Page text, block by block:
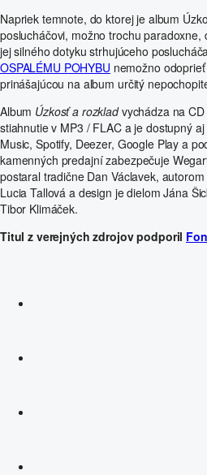
Napriek temnote, do ktorej je album
poslucháčovi, možno trochu
jej silného dotyku strhujúceho
OSPALÉMU POHYBU nemožno
prinášajúcou na album určitý
Album Úzkosť a rozkladvychádza na CD
stiahnutie v MP3 / FLAC a je dostupný
Music, Spotify, Deezer, Google Play a
kamenných predajní zabezpečuje
postaral tradične Dan Václavek,
Lucia Tallová a design je dielom Jána
Tibor Klimáček.
Titul z verejných zdrojov podporil